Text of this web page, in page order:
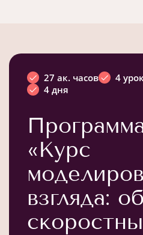
27 ак. часов 4
4 дня
«Курс
взгляда: